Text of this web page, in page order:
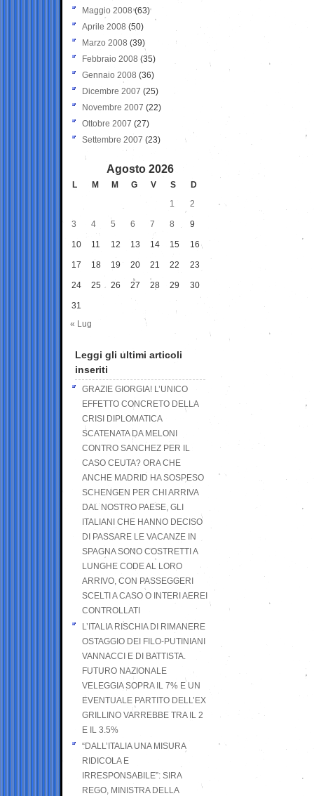
Maggio 2008(63)
Aprile 2008 (50)
Marzo 2008 (39)
Febbraio 2008 (35)
Gennaio 2008 (36)
Dicembre 2007 (25)
Novembre 2007 (22)
Ottobre 2007 (27)
Settembre 2007 (23)
Agosto 2026
L M M G V S
D
1
2
3 4 5 6 7 8 9
10 11 12 13 14 15 16
17 18 19 20 21 22 23
24 25 26 27 28 29 30
31
« Lug
Leggi gli ultimi articoli
inseriti
GRAZIE GIORGIA! L’UNICO
EFFETTO CONCRETO DELLA
CRISI DIPLOMATICA
SCATENATA DA MELONI
CONTRO SANCHEZ PER IL
CASO CEUTA? ORA CHE
ANCHE MADRID HA SOSPESO
SCHENGEN PER CHI ARRIVA
DAL NOSTRO PAESE, GLI
ITALIANI CHE HANNO DECISO
DI PASSARE LE VACANZE IN
SPAGNA SONO COSTRETTI A
LUNGHE CODE AL LORO
ARRIVO, CON PASSEGGERI
SCELTI A CASO O INTERI AEREI
CONTROLLATI
L’ITALIA RISCHIA DI RIMANERE
OSTAGGIO DEI FILO-PUTINIANI
VANNACCI E DI BATTISTA.
FUTURO NAZIONALE
VELEGGIA SOPRA IL 7% E UN
EVENTUALE PARTITO DELL’EX
GRILLINO VARREBBE TRA IL 2
E IL 3.5%
“DALL’ITALIA UNA MISURA
RIDICOLA E
IRRESPONSABILE”: SIRA
REGO, MINISTRA DELLA